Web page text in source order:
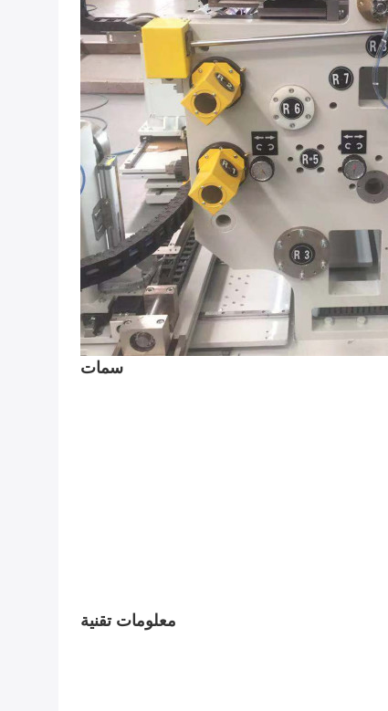
سمات
معلومات تقنية